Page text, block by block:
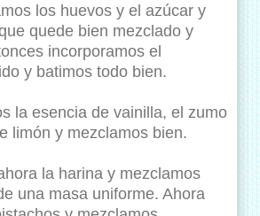
los huevos y el azúcar y
quede bien mezclado y
incorporamos el
y batimos todo bien.
la esencia de vainilla, el zumo
limón y mezclamos bien.
la harina y mezclamos
una masa uniforme. Ahora